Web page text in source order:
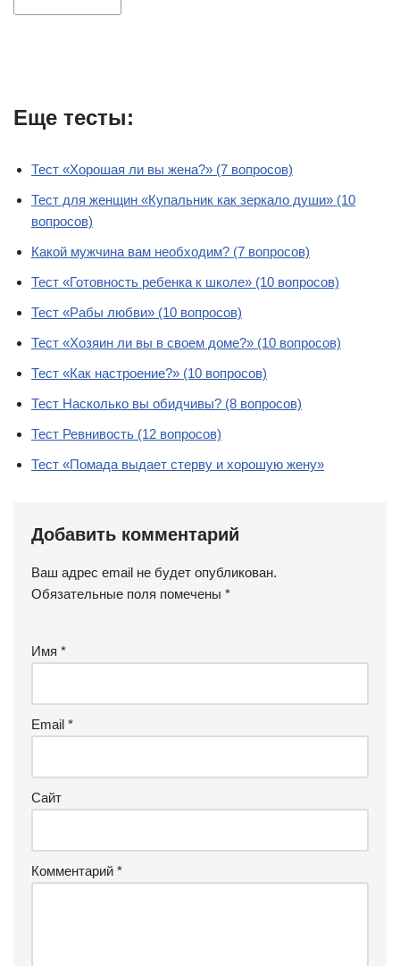
Еще тесты:
Тест «Хорошая ли вы жена?» (7 вопросов)
Тест для женщин «Купальник как зеркало души» (10
вопросов)
Какой мужчина вам необходим? (7 вопросов)
Тест «Готовность ребенка к школе» (10 вопросов)
Тест «Рабы любви» (10 вопросов)
Тест «Хозяин ли вы в своем доме?» (10 вопросов)
Тест «Как настроение?» (10 вопросов)
Тест Насколько вы обидчивы? (8 вопросов)
Тест Ревнивость (12 вопросов)
Тест «Помада выдает стерву и хорошую жену»
Добавить комментарий
Ваш адрес email не будет опубликован.
Обязательные поля помечены *
Имя *
Email *
Сайт
Комментарий *